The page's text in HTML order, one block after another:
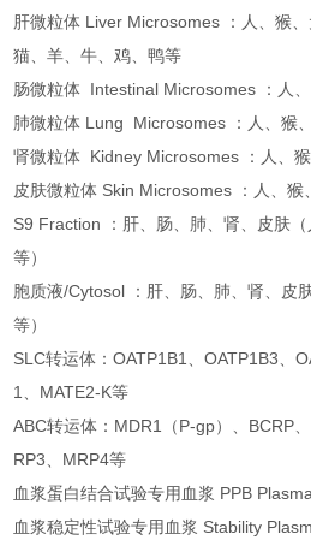
肝微粒体 Liver Microsomes ：人、猴、
猫、羊、牛、鸡、鸭等
肠微粒体 Intestinal Microsomes ：人
肺微粒体 Lung Microsomes ：人、猴
肾微粒体 Kidney Microsomes ：人、
皮肤微粒体 Skin Microsomes ：人、猴
S9 Fraction ：肝、肠、肺、肾、皮肤
等）
胞质液/Cytosol ：肝、肠、肺、肾、皮
等）
SLC转运体：OATP1B1、OATP1B3、
1、MATE2-K等
ABC转运体：MDR1（P-gp）、BCRP
RP3、MRP4等
血浆蛋白结合试验专用血浆 PPB
血浆稳定性试验专用血浆 Stability